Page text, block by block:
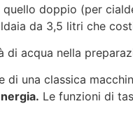
doppio (per
da 3,5 litri che
acqua nella
di una classica
Le funzioni di